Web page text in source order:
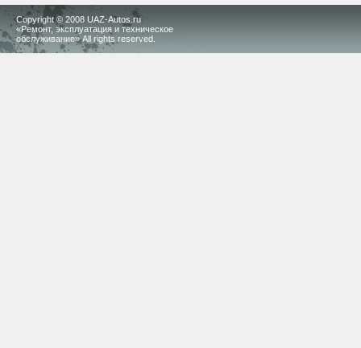
Copyright © 2008 UAZ-Autos.ru
«Ремонт, эксплуатация и техническое
обслуживание» All rights reserved.